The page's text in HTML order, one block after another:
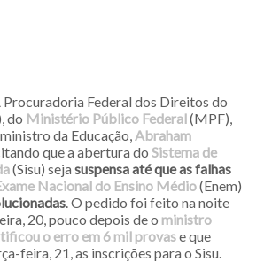
Procuradoria Federal dos Direitos do
do Ministério Público Federal(MPF),
da Educação,Abraham
que a abertura do Sistema de
(Sisu) seja suspensa até que as falhas
Nacional do Ensino Médio(Enem)
. O pedido foi feito na noite
20, pouco depois de o ministro
o erro em 6 mil provase que
feira, 21, as inscrições para o Sisu.